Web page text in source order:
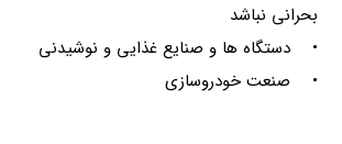
بحرانی نباشد
• دستگاه ها و صنایع غذایی و نوشیدنی
• صنعت خودروسازی